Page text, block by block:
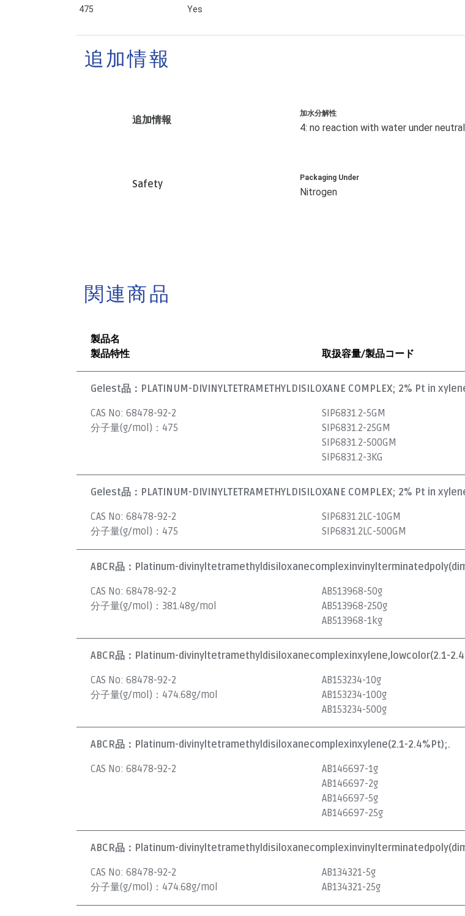
475 Yes
追加情報
追加情報
加水分解性
4: no reaction with water under
Safety
Packaging Under
Nitrogen
関連商品
製品名
製品特性
取扱容量/製品コード
Gelest品： PLATINUM-DIVINYLTETRAMETHYLDISILOXANE COMPLEX; 2% Pt in
CAS No: 68478-92-2
分子量(g/mol)： 475
SIP6831.2-5GM
SIP6831.2-25GM
SIP6831.2-500GM
SIP6831.2-3KG
Gelest品： PLATINUM-DIVINYLTETRAMETHYLDISILOXANE COMPLEX; 2% Pt in
CAS No: 68478-92-2
分子量(g/mol)： 475
SIP6831.2LC-10GM
SIP6831.2LC-500GM
ABCR品： Platinum-
CAS No: 68478-92-2
分子量(g/mol)： 381.48g/mol
AB513968-50g
AB513968-250g
AB513968-1kg
ABCR品： Platinum-divinyltetramethyldisiloxanecomplexinxylene,lowcolor(2.1-
CAS No: 68478-92-2
分子量(g/mol)： 474.68g/mol
AB153234-10g
AB153234-100g
AB153234-500g
ABCR品： Platinum-divinyltetramethyldisiloxanecomplexinxylene(2.1-2.4%Pt);.
CAS No: 68478-92-2
AB146697-1g
AB146697-2g
AB146697-5g
AB146697-25g
ABCR品： Platinum-
CAS No: 68478-92-2
分子量(g/mol)： 474.68g/mol
AB134321-5g
AB134321-25g